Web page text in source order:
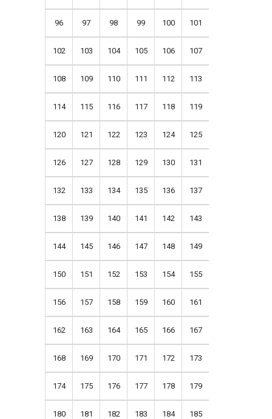
96 97 98 99 100 101
102 103 104 105 106 107
108 109 110 111 112 113
114 115 116 117 118 119
120 121 122 123 124 125
126 127 128 129 130 131
132 133 134 135 136 137
138 139 140 141 142 143
144 145 146 147 148 149
150 151 152 153 154 155
156 157 158 159 160 161
162 163 164 165 166 167
168 169 170 171 172 173
174 175 176 177 178 179
180 181 182 183 184 185